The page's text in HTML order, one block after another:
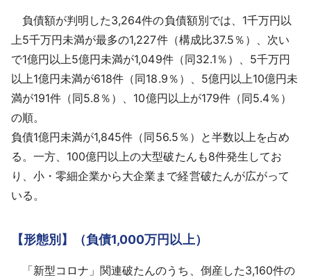
負債額が判明した3,264件の負債額別では、1千万円以
上5千万円未満が最多の1,227件（構成比37.5％）、次い
で1億円以上5億円未満が1,049件（同32.1％）、5千万円
以上1億円未満が618件（同18.9％）、5億円以上10億円未
満が191件（同5.8％）、10億円以上が179件（同5.4％）
の順。
負債1億円未満が1,845件（同56.5％）と半数以上を占め
る。一方、100億円以上の大型破たんも8件発生してお
り、小・零細企業から大企業まで経営破たんが広がって
いる。
【形態別】（負債1,000万円以上）
「新型コロナ」関連破たんのうち、倒産した3,160件の